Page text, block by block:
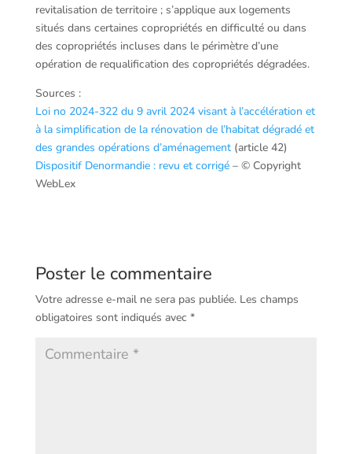
revitalisation de territoire ; s’applique aux logements
situés dans certaines copropriétés en difficulté ou dans
des copropriétés incluses dans le périmètre d’une
opération de requalification des copropriétés dégradées.
Sources :
Loi no 2024-322 du 9 avril 2024 visant à l’accélération et
à la simplification de la rénovation de l’habitat dégradé et
des grandes opérations d’aménagement (article 42)
Dispositif Denormandie : revu et corrigé– © Copyright
WebLex
Poster le commentaire
Votre adresse e-mail ne sera pas publiée. Les champs
obligatoires sont indiqués avec *